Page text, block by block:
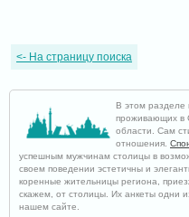
<- На страницу поиска
В этом разделе
проживающих в
области. Сам
отношения.
успешным мужчинам столицы в
своем поведении эстетичны и
коренные жительницы региона,
скажем, от столицы. Их анкеты одни
нашем сайте.